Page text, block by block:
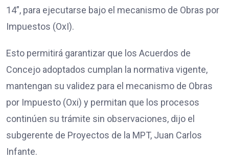
14”, para ejecutarse bajo el mecanismo de Obras por
Impuestos (OxI).
Esto permitirá garantizar que los Acuerdos de
Concejo adoptados cumplan la normativa vigente,
mantengan su validez para el mecanismo de Obras
por Impuesto (Oxi) y permitan que los procesos
continúen su trámite sin observaciones, dijo el
subgerente de Proyectos de la MPT, Juan Carlos
Infante.